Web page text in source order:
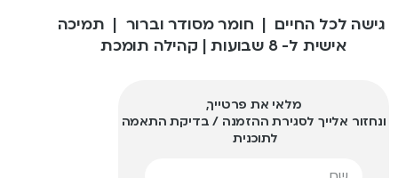
גישה לכל החיים | חומר מסודר וברור | תמיכה
אישית ל- 8 שבועות | קהילה תומכת
מלאי את פרטייך,
ונחזור אלייך לסגירת ההזמנה / בדיקת התאמה
לתוכנית